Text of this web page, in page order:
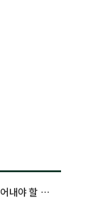
내야 할 사